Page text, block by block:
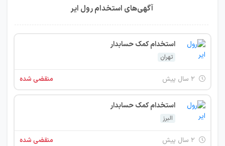
آگهی‌های استخدام رول ایر
استخدام کمک حسابدار
تهران
منقضی شده
استخدام کمک حسابدار
البرز
منقضی شده